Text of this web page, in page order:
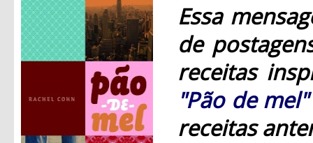
Essa
de
receitas
"Pão de
receitas